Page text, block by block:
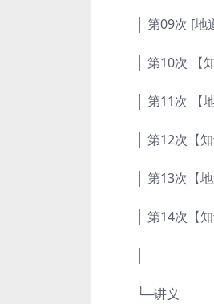
│ 第09次 [地
│ 第10次 【知
│ 第11次 【地
│ 第12次【知
│ 第13次【地
│ 第14次【知
└─讲义